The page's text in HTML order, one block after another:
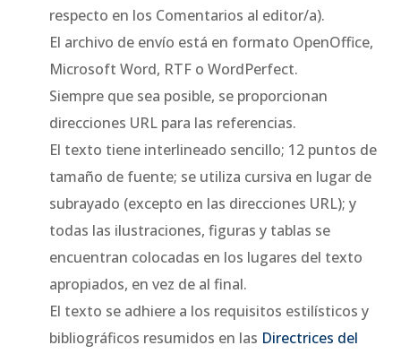
respecto en los Comentarios al editor/a).
El archivo de envío está en formato OpenOffice,
Microsoft Word, RTF o WordPerfect.
Siempre que sea posible, se proporcionan
direcciones URL para las referencias.
El texto tiene interlineado sencillo; 12 puntos de
tamaño de fuente; se utiliza cursiva en lugar de
subrayado (excepto en las direcciones URL); y
todas las ilustraciones, figuras y tablas se
encuentran colocadas en los lugares del texto
apropiados, en vez de al final.
El texto se adhiere a los requisitos estilísticos y
bibliográficos resumidos en las Directrices del